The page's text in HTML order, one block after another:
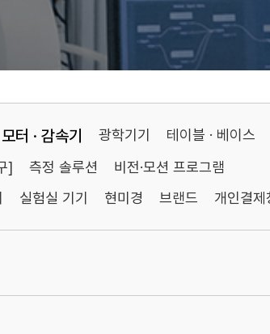
모터 · 감속기 광학기기
테이블 · 베이스
] 측정 솔루션
비전·모션 프로그램
실험실 기기 현미경 브랜드 개인결제